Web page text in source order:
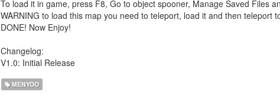
To load it in game, press F8, Go to object spooner, Manage Saved Files
WARNING to load this map you need to teleport, load it and then teleport
DONE! Now Enjoy!
Changelog:
V1.0: Initial Release
MENYOO